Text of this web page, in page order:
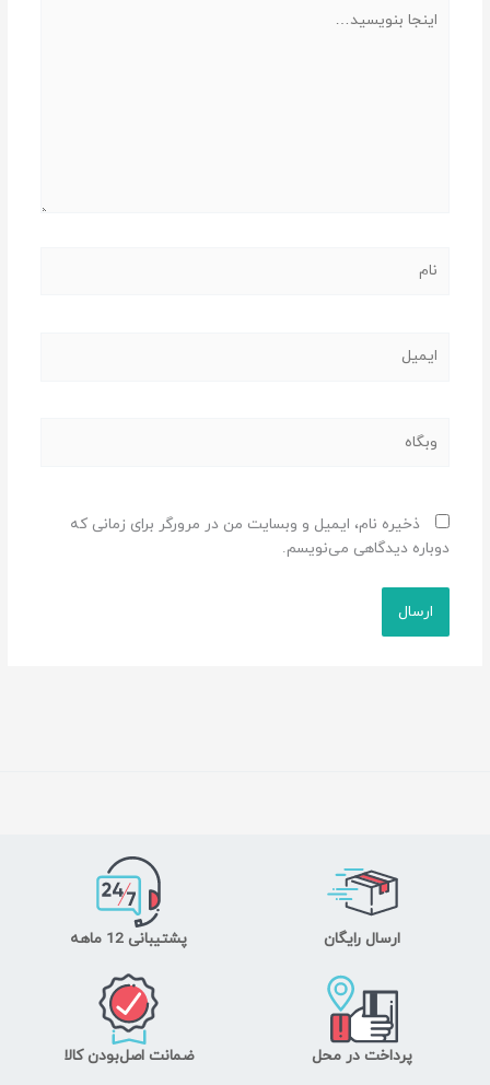
بنویسید…
ذخیره نام، ایمیل و وبسایت من در مرورگر برای زمانی که
دوباره دیدگاهی می‌نویسم.
ارسال رایگان پشتیبانی 12 ماهه
پرداخت در محل ضمانت اصل‌بودن کالا